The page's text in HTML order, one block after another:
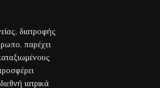
διατροφής
παρέχει
ιατρικά